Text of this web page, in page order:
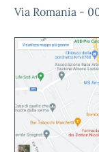
Via Romania -